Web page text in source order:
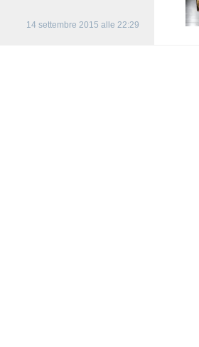
14 settembre 2015 alle 22:29